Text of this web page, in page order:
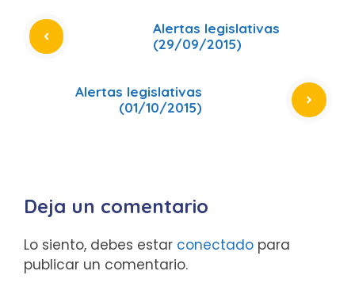
Alertas legislativas
(29/09/2015)
Alertas legislativas
(01/10/2015)
Deja un comentario
Lo siento, debes estar conectado para
publicar un comentario.